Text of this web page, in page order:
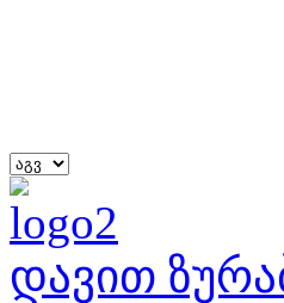
დავით